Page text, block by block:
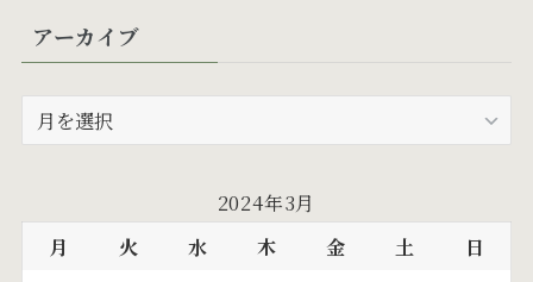
(10)
(19)
(6)
(5)
アーカイブ
ー
ブ
2024年3月
月
火 水 木 金 土 日